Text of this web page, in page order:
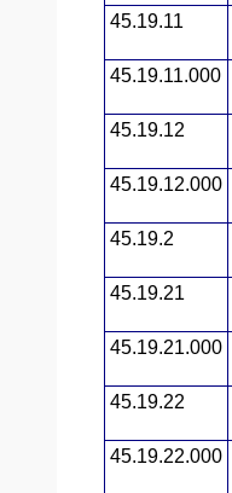
45.19.11
45.19.11.000
45.19.12
45.19.12.000
45.19.2
45.19.21
45.19.21.000
45.19.22
45.19.22.000